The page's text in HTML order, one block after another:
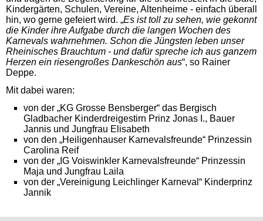
Kindergärten, Schulen, Vereine, Altenheime - einfach überall
hin, wo gerne gefeiert wird. „Es ist toll zu sehen, wie gekonnt
die Kinder ihre Aufgabe durch die langen Wochen des
Karnevals wahrnehmen. Schon die Jüngsten leben unser
Rheinisches Brauchtum - und dafür spreche ich aus ganzem
Herzen ein riesengroßes Dankeschön aus“, so Rainer
Deppe.
Mit dabei waren:
von der „KG Grosse Bensberger“ das Bergisch
Gladbacher Kinderdreigestirn Prinz Jonas I., Bauer
Jannis und Jungfrau Elisabeth
von den „Heiligenhauser Karnevalsfreunde“ Prinzessin
Carolina Reif
von der „ IG Voiswinkler Karnevalsfreunde“ Prinzessin
Maja und Jungfrau Laila
von der „Vereinigung Leichlinger Karneval“ Kinderprinz
Jannik